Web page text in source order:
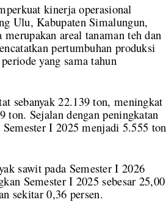
kinerja operasional
Ulu, Kabupaten Simalungun,
areal tanaman teh dan
pertumbuhan produksi
yang sama tahun
sebanyak 22.139 ton, meningkat
ton. Sejalan dengan peningkatan
I 2025 menjadi 5.555 ton
sawit pada Semester I 2026
Semester I 2025 sebesar 25,00
sekitar 0,36 persen.